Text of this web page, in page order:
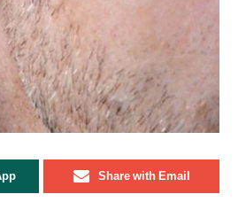
Share with Email